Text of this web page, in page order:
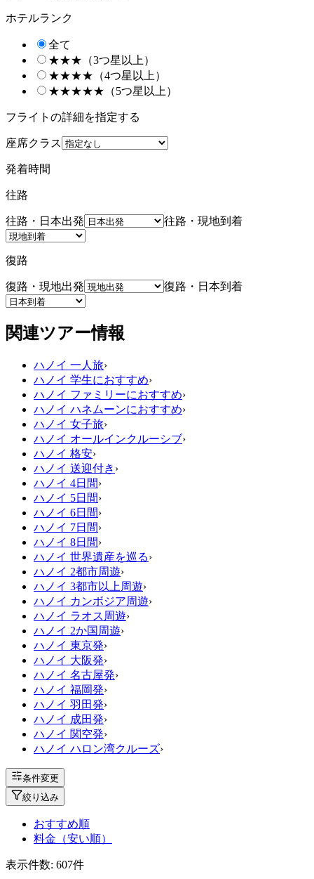
ホテルランク
全て
★★★（3つ星以上）
★★★★（4つ星以上）
★★★★★（5つ星以上）
フライトの詳細を指定する
座席クラス
発着時間
往路
往路・日本出発 往路・現地到着
復路
復路・現地出発 復路・日本到着
関連ツアー情報
ハノイ 一人旅›
ハノイ 学生におすすめ›
ハノイ ファミリーにおすすめ›
ハノイ ハネムーンにおすすめ›
ハノイ 女子旅›
ハノイ オールインクルーシブ›
ハノイ 格安›
ハノイ 送迎付き ›
ハノイ 4日間›
ハノイ 5日間›
ハノイ 6日間›
ハノイ 7日間›
ハノイ 8日間›
ハノイ 世界遺産を巡る›
ハノイ 2都市周遊›
ハノイ 3都市以上周遊›
ハノイ カンボジア周遊›
ハノイ ラオス周遊›
ハノイ 2か国周遊›
ハノイ 東京発›
ハノイ 大阪発›
ハノイ 名古屋発›
ハノイ 福岡発›
ハノイ 羽田発›
ハノイ 成田発›
ハノイ 関空発›
ハノイ ハロン湾クルーズ›
条件変更
絞り込み
おすすめ順
料金（安い順）
表示件数: 607件